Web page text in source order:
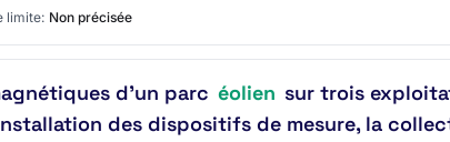
limite: Non précisée
d'un parc éolien sur trois
des dispositifs de mesure, la